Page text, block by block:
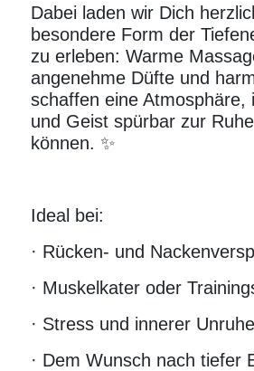
Dabei laden wir Dich
besondere Form der
zu erleben: Warme
angenehme Düfte und
schaffen eine Atmosphäre,
und Geist spürbar zur
können. ✨
Ideal bei:
· Rücken- und
· Muskelkater oder
· Stress und innerer Unruhe
· Dem Wunsch nach tiefer